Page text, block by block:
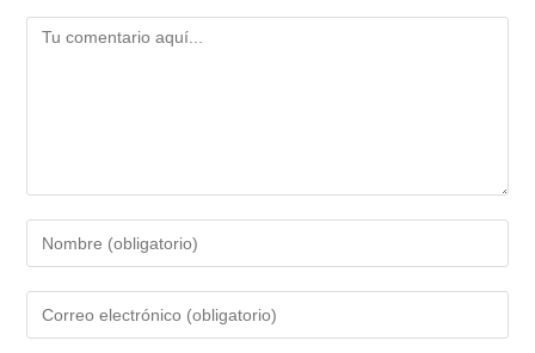
Comentario
Introduce
tu
nombre
Introduce
tu